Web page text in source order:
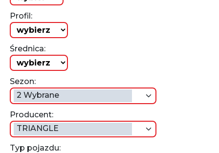
Profil:
Średnica:
Sezon:
2 Wybrane
Producent:
TRIANGLE
Typ pojazdu: